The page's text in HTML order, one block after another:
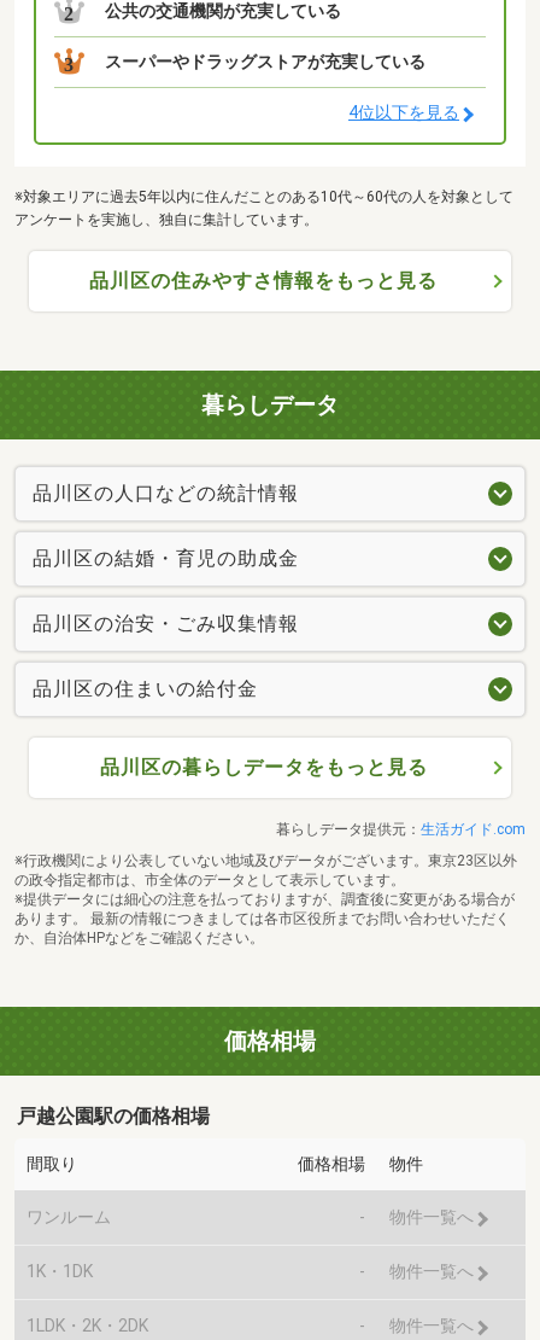
2 公共の交通機関が充実している
3 スーパーやドラッグストアが充実している
4位以下を見る
※対象エリアに過去5年以内に住んだことのある10代～60代の人を対象として
アンケートを実施し、独自に集計しています。
品川区の住みやすさ情報をもっと見る
暮らしデータ
品川区の人口などの統計情報
品川区の結婚・育児の助成金
品川区の治安・ごみ収集情報
品川区の住まいの給付金
品川区の暮らしデータをもっと見る
暮らしデータ提供元： 生活ガイド.com
※行政機関により公表していない地域及びデータがございます。東京23区以外
の政令指定都市は、市全体のデータとして表示しています。
※提供データには細心の注意を払っておりますが、調査後に変更がある場合が
あります。 最新の情報につきましては各市区役所までお問い合わせいただく
か、自治体HPなどをご確認ください。
価格相場
戸越公園駅の価格相場
間取り 価格相場 物件
ワンルーム - 物件一覧へ
1K・1DK - 物件一覧へ
1LDK・2K・2DK - 物件一覧へ